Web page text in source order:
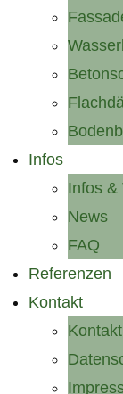
Infos
Infos &
News
FAQ
Referenzen
Kontakt
Kontakt